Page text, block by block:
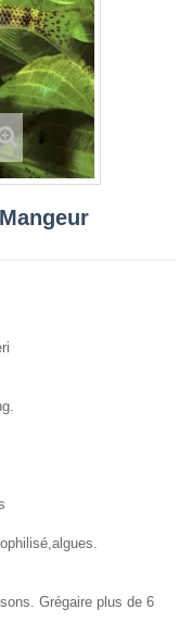
Grégaire plus de 6